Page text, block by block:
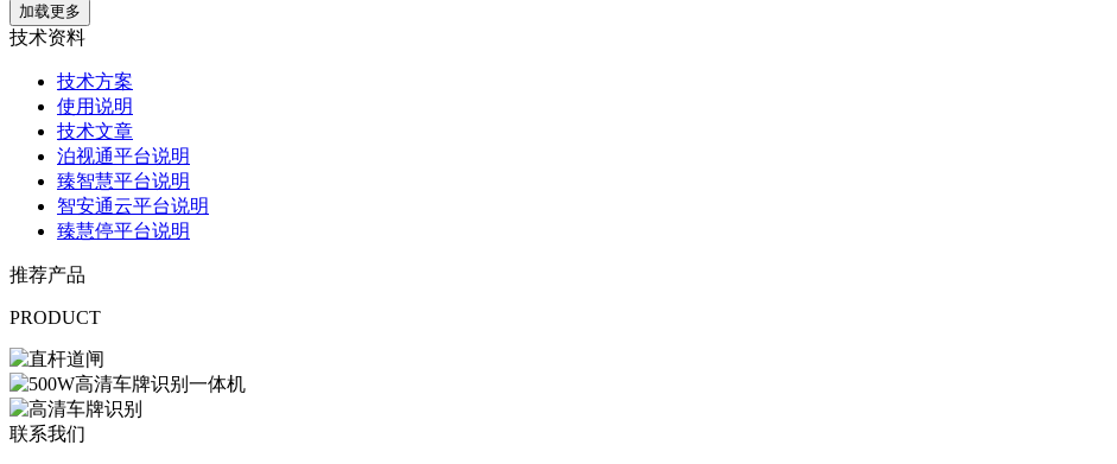
加载更多
技术资料
技术方案
使用说明
技术文章
泊视通平台说明
臻智慧平台说明
智安通云平台说明
臻慧停平台说明
推荐产品
PRODUCT
联系我们